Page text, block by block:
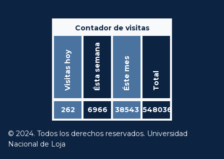
Contador de visitas
Visitas hoy Ésta semana Éste mes Total
262 6966 38543 548036
© 2024. Todos los derechos reservados. Universidad
Nacional de Loja